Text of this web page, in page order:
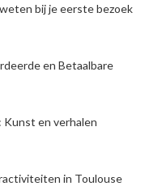
bij je eerste bezoek
en Betaalbare
en verhalen
in Toulouse